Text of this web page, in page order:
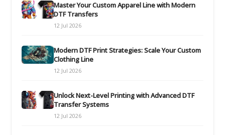
Master Your Custom Apparel Line with Modern
DTF Transfers
12 Jul 2026
Modern DTF Print Strategies: Scale Your Custom
Clothing Line
12 Jul 2026
Unlock Next-Level Printing with Advanced DTF
Transfer Systems
12 Jul 2026